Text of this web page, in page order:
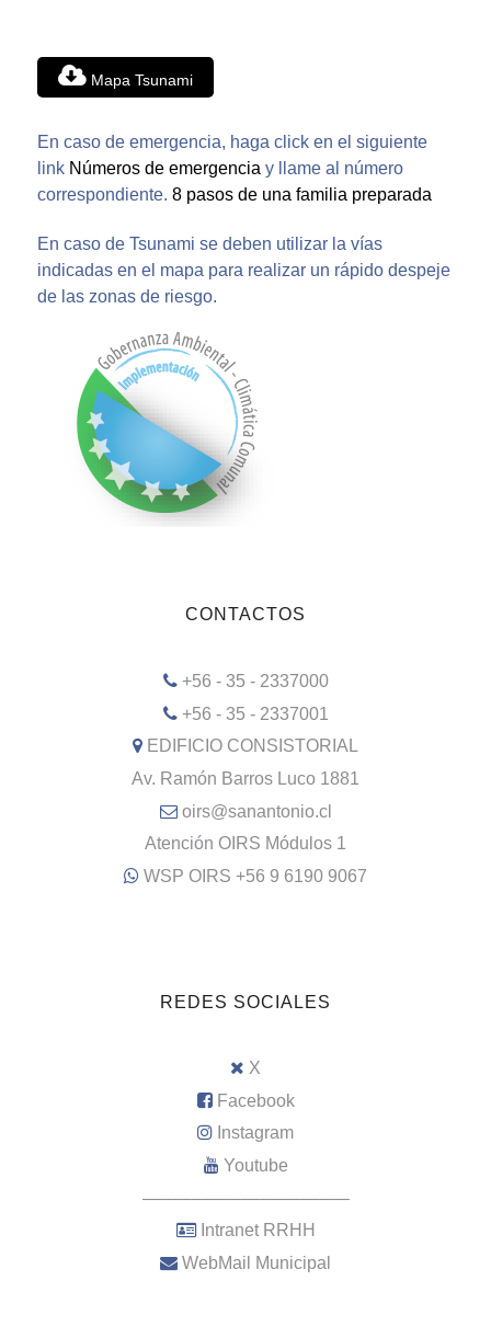
Mapa Tsunami
En caso de emergencia, haga click en el siguiente
link Números de emergencia y llame al número
correspondiente. 8 pasos de una familia preparada
En caso de Tsunami se deben utilizar la vías
indicadas en el mapa para realizar un rápido despeje
de las zonas de riesgo.
CONTACTOS
+56 - 35 - 2337000
+56 - 35 - 2337001
EDIFICIO CONSISTORIAL
Av. Ramón Barros Luco 1881
oirs@sanantonio.cl
Atención OIRS Módulos 1
WSP OIRS +56 9 6190 9067
REDES SOCIALES
X
Facebook
Instagram
Youtube
–––––––––––––––––––––
Intranet RRHH
WebMail Municipal